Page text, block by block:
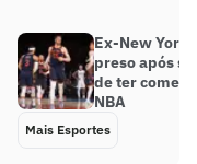
Ex-New York
preso após
de ter
NBA
Mais Esportes